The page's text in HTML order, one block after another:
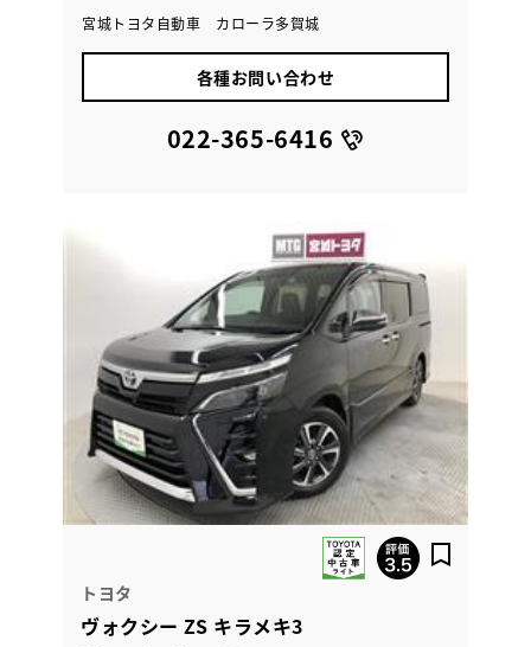
宮城トヨタ自動車 カローラ多賀城
各種お問い合わせ
022-365-6416
トヨタ
ヴォクシー ZS キラメキ3